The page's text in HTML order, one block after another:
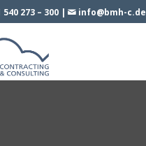
540 273 – 300| info@bmh-c.de